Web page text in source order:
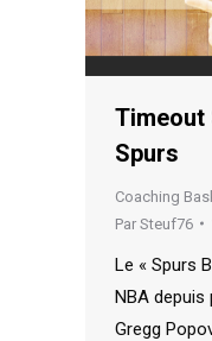
Timeout
Spurs
Coaching
Par Steuf76
Le « Spurs
NBA depuis
Gregg